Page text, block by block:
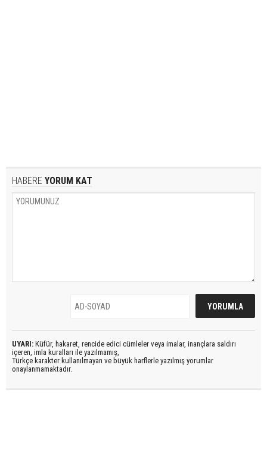
HABERE YORUM KAT
UYARI: Küfür, hakaret, rencide edici cümleler veya imalar, inançlara saldırı
içeren, imla kuralları ile yazılmamış,
Türkçe karakter kullanılmayan ve büyük harflerle yazılmış yorumlar
onaylanmamaktadır.